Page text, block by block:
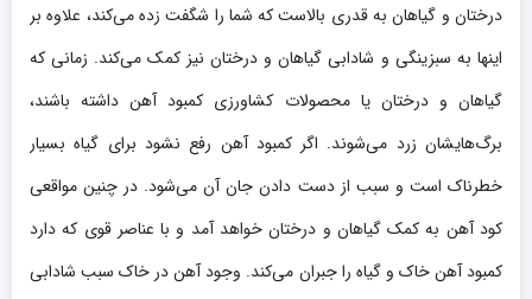
درختان و گیاهان به قدری بالاست که شما را شگفت زده می‌کند، علاوه بر
اینها به سبزینگی و شادابی گیاهان و درختان نیز کمک می‌کند. زمانی که
گیاهان و درختان یا محصولات کشاورزی کمبود آهن داشته باشند،
برگ‌هایشان زرد می‌شوند. اگر کمبود آهن رفع نشود برای گیاه بسیار
خطرناک است و سبب از دست دادن جان آن می‌شود. در چنین مواقعی
کود آهن به کمک گیاهان و درختان خواهد آمد و با عناصر قوی که دارد
کمبود آهن خاک و گیاه را جبران می‌کند. وجود آهن در خاک سبب شادابی